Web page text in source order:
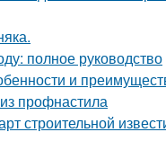
полное руководство
и
профнастила
строительной